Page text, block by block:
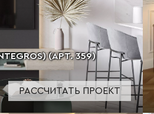
(АРТ. 359)
РАССЧИТАТЬ ПРОЕКТ